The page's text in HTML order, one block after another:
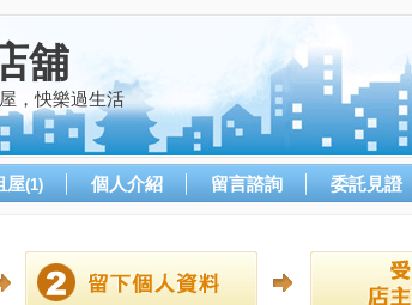
舖
，怏樂過生活
屋(1) 個人介紹 留言諮詢 委託見證